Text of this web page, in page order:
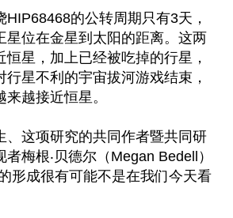
的公转周期只有3天，
星位在金星到太阳的距离。这两
星，加上已经被吃掉的行星，
行星不利的宇宙拔河游戏结束，
越接近恒星。
、这项研究的共同作者暨共同研
梅根‧贝德尔（Megan Bedell）
形成很有可能不是在我们今天看